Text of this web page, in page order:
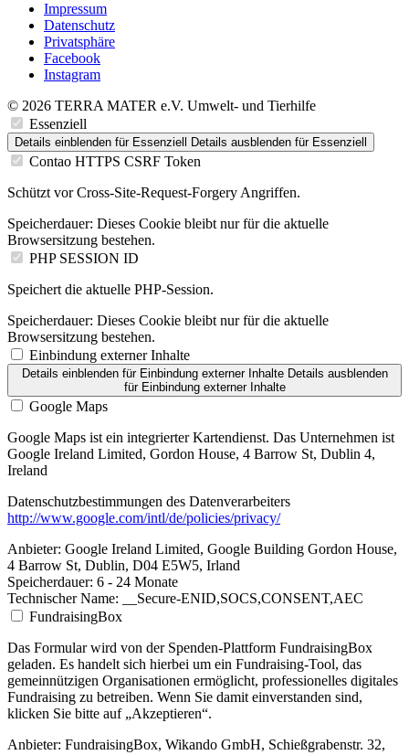
Impressum
Datenschutz
Privatsphäre
Facebook
Instagram
© 2026 TERRA MATER e.V. Umwelt- und Tierhilfe
Essenziell
Details einblenden für Essenziell Details ausblenden für Essenziell
Contao HTTPS CSRF Token
Schützt vor Cross-Site-Request-Forgery Angriffen.
Speicherdauer: Dieses Cookie bleibt nur für die aktuelle
Browsersitzung bestehen.
PHP SESSION ID
Speichert die aktuelle PHP-Session.
Speicherdauer: Dieses Cookie bleibt nur für die aktuelle
Browsersitzung bestehen.
Einbindung externer Inhalte
Details einblendenfür Einbindung externer Inhalte Details ausblenden
für Einbindung externer Inhalte
Google Maps
Google Maps ist ein integrierter Kartendienst. Das Unternehmen ist
Google Ireland Limited, Gordon House, 4 Barrow St, Dublin 4,
Ireland
Datenschutzbestimmungen des Datenverarbeiters
http://www.google.com/intl/de/policies/privacy/
Anbieter: Google Ireland Limited, Google Building Gordon House,
4 Barrow St, Dublin, D04 E5W5, Irland
Speicherdauer: 6 - 24 Monate
Technischer Name: __Secure-ENID,SOCS,CONSENT,AEC
FundraisingBox
Das Formular wird von der Spenden-Plattform FundraisingBox
geladen. Es handelt sich hierbei um ein Fundraising-Tool, das
gemeinnützigen Organisationen ermöglicht, professionelles digitales
Fundraising zu betreiben. Wenn Sie damit einverstanden sind,
klicken Sie bitte auf „Akzeptieren“.
Anbieter: FundraisingBox, Wikando GmbH, Schießgrabenstr. 32,